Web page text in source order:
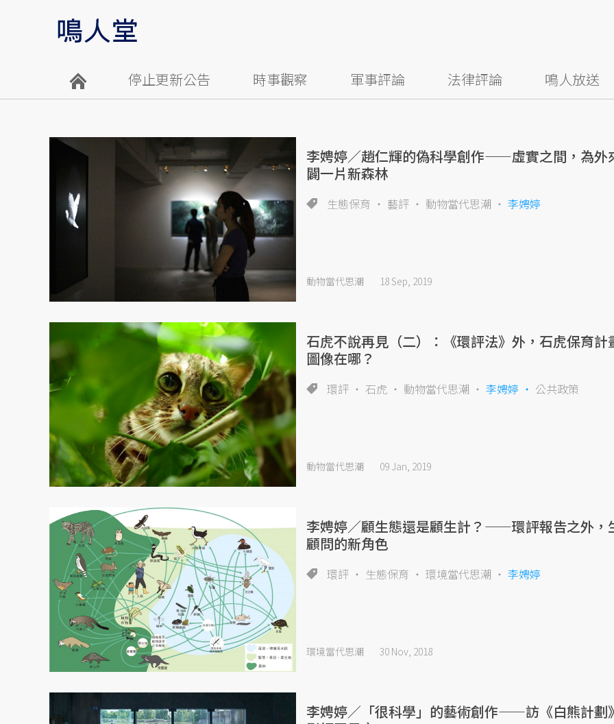
停止更新公告 時事觀察 軍事評論 法律評論 鳴人放送
李娉婷／趙仁輝的偽科學創作——虛實之間，為外
闢一片新森林
生態保育 藝評 動物當代思潮 李娉婷
動物當代思潮 18 Sep, 2019
石虎不說再見（二）：《環評法》外，石虎保育計
圖像在哪？
環評 石虎 動物當代思潮 李娉婷 公共政策
動物當代思潮 09 Jan, 2019
李娉婷／顧生態還是顧生計？——環評報告之外，
顧問的新角色
環評 生態保育 環境當代思潮 李娉婷
環境當代思潮 30 Nov, 2018
李娉婷／「很科學」的藝術創作——訪《白熊計劃